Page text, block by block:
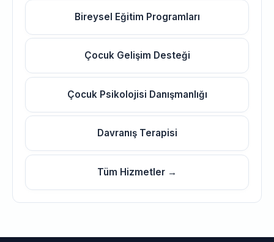
Bireysel Eğitim Programları
Çocuk Gelişim Desteği
Çocuk Psikolojisi Danışmanlığı
Davranış Terapisi
Tüm Hizmetler →